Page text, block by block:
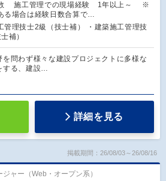
施工管理での現場経験 1年以上～ ※
る場合は経験日数合算で…
管理技士2級（技士補） ・建築施工管理技
補）
を問わず様々な建設プロジェクトに多様な
する、建設…
詳細を見る
掲載期間：26/08/03～26/08/16
ャー（Web・オープン系）